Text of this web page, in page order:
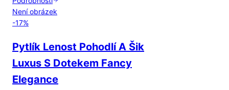
Není obrázek
-17%
Pytlík Lenost Pohodlí A Šik
Luxus S Dotekem Fancy
Elegance